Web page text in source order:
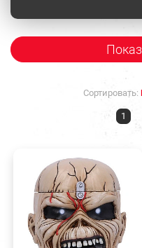
Сортировать:
1